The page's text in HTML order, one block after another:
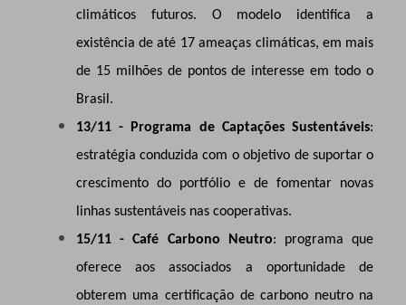
climáticos futuros. O modelo identifica a
existência de até 17 ameaças climáticas, em mais
de 15 milhões de pontos de interesse em todo o
Brasil.
13/11 - Programa de Captações Sustentáveis:
estratégia conduzida com o objetivo de suportar o
crescimento do portfólio e de fomentar novas
linhas sustentáveis nas cooperativas.
15/11 - Café Carbono Neutro: programa que
oferece aos associados a oportunidade de
obterem uma certificação de carbono neutro na